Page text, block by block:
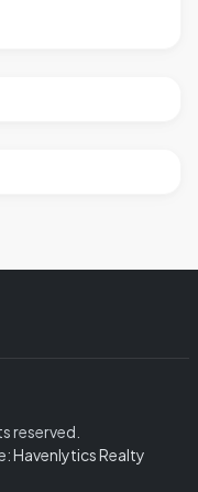
reserved.
Havenlytics Realty